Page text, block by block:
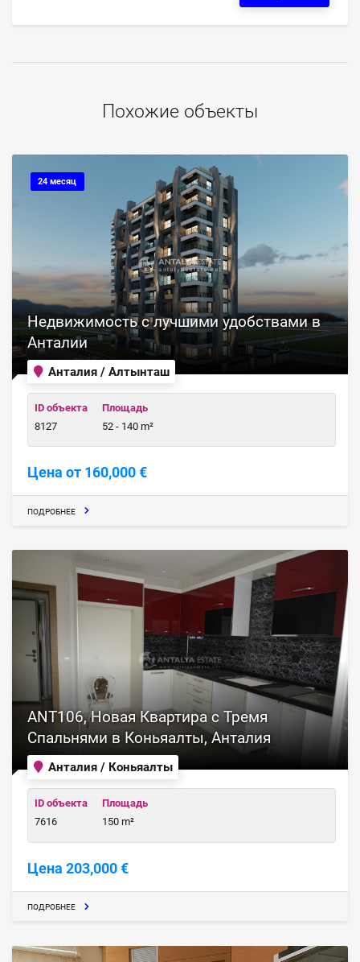
Похожие объекты
24 месяц
Анталия / Алтынташ
Недвижимость с лучшими удобствами в
Анталии
ID объекта
8127
Площадь
52 - 140 m²
Цена от 160,000 €
ПОДРОБНЕЕ
Анталия / Коньяалты
ANT106, Новая Квартира с Тремя
Спальнями в Коньяалты, Анталия
ID объекта
7616
Площадь
150 m²
Цена 203,000 €
ПОДРОБНЕЕ